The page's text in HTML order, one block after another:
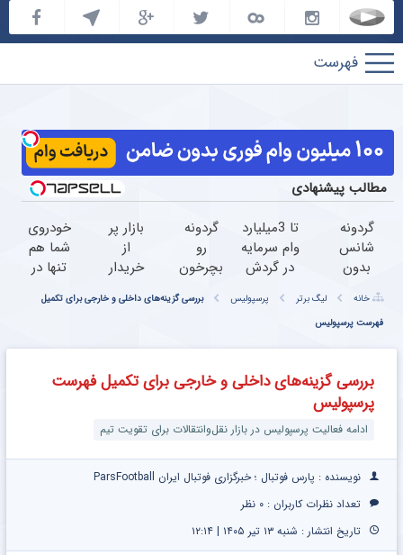
پارس
فوتبال
مطالب پیشنهادی
گردونه
شانس
بدون
PS5 تا
آیفون17
و بیت
تا 3میلیارد
وام سرمایه
در گردش
=>
رو ثبت
گردونه
رو
بچرخون
دلار
شو
بازار پر
از
خریدار
فنگ
cross!!
به
بفروش
خودروی
شما هم
تنها در
ساعت
خواهد
خانه لیگ برتر پرسپولیس
بررسی گزینه‌های داخلی و خارجی برای تکمیل
فهرست پرسپولیس
بررسی گزینه‌های داخلی و خارجی برای تکمیل فهرست
پرسپولیس
ادامه فعالیت پرسپولیس در بازار نقل‌وانتقالات برای تقویت تیم
نویسنده : پارس فوتبال ؛ خبرگزاری فوتبال ایران ParsFootball
تعداد نظرات کاربران : ۰ نظر
تاریخ انتشار : شنبه ۱۳ تیر ۱۴۰۵ | ۱۲:۱۴